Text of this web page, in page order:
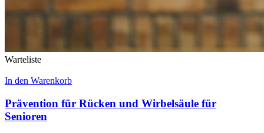
Warteliste
In den Warenkorb
Prävention für Rücken und Wirbelsäule für
Senioren